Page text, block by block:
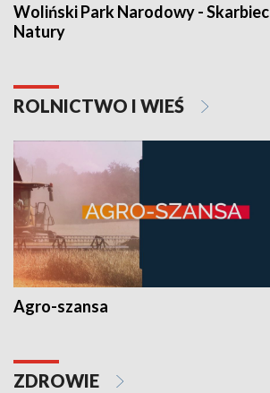
Woliński Park Narodowy - Skarbiec
Natury
ROLNICTWO I WIEŚ
Agro-szansa
ZDROWIE